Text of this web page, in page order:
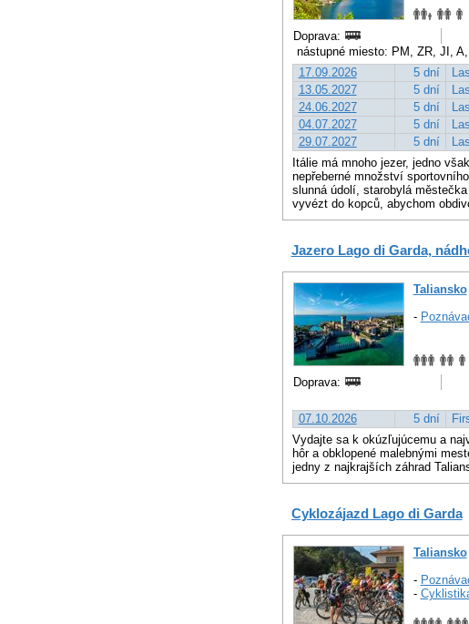
Doprava:
nástupné miesto: PM, ZR, JI,
17.09.2026
5 dní
13.05.2027
5 dní
24.06.2027
5 dní
04.07.2027
5 dní
29.07.2027
5 dní
Itálie má mnoho jezer, jedno
nepřeberné množství
slunná údolí, starobylá
vyvézt do kopců, abychom
Jazero Lago di Garda,
Taliansko
-
Doprava:
07.10.2026 5 dní
Vydajte sa k okúzľujúcemu a
hôr a obklopené malebnými
jedny z najkrajších záhrad
Cyklozájazd Lago di Garda
Taliansko
-
-